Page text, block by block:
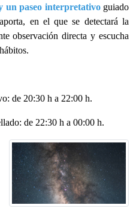
un paseo interpretativo guiado
en el que se detectará la
observación directa y escucha
de 20:30 h a 22:00 h.
de 22:30 h a 00:00 h.